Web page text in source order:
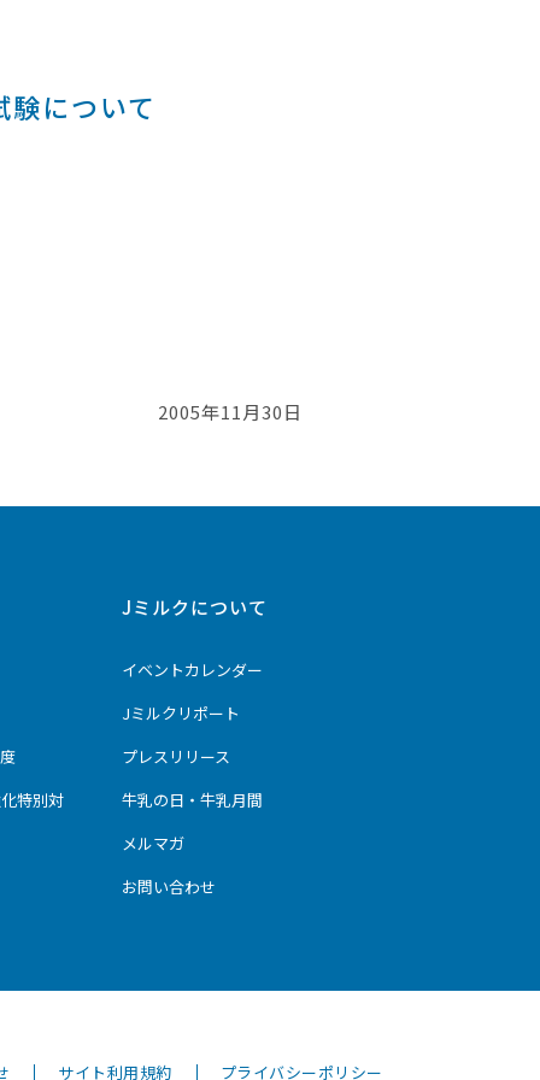
について
2005年11月30日
特別対
Jミルクについて
イベントカレンダー
Jミルクリポート
プレスリリース
牛乳の日・牛乳月間
メルマガ
お問い合わせ
サイト利用規約 プライバシーポリシー